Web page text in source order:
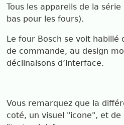
Tous les appareils de la
bas pour les fours).
Le four Bosch se voit habillé
de commande, au design
déclinaisons d’interface.
Vous remarquez que la
coté, un visuel "icone", et